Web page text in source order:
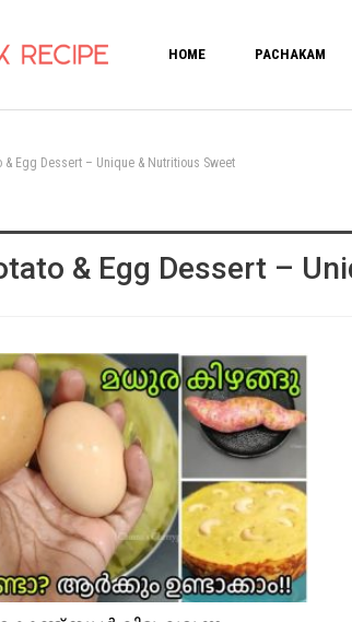
HOME PACHAKAM
& Egg Dessert – Unique & Nutritious Sweet
& Egg Dessert –